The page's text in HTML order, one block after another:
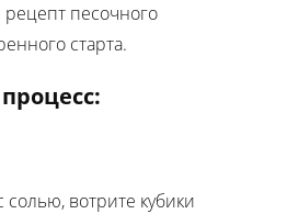
песочного
старта.
солью, вотрите кубики